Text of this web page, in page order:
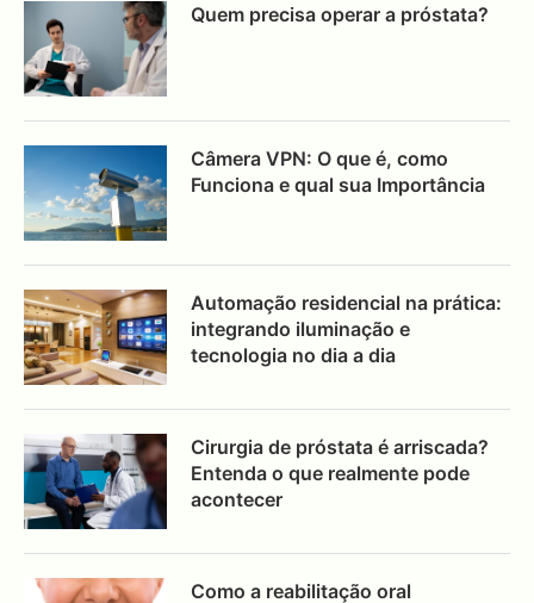
Quem precisa operar a próstata?
Câmera VPN: O que é, como
Funciona e qual sua Importância
Automação residencial na prática:
integrando iluminação e
tecnologia no dia a dia
Cirurgia de próstata é arriscada?
Entenda o que realmente pode
acontecer
Como a reabilitação oral